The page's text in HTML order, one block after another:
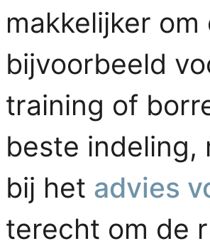
makkelijker
bijvoorbeeld
training of
beste indeling,
bij het advies
terecht om de